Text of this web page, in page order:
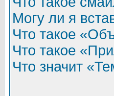
Могу ли я
Что такое
Что такое
Что значит